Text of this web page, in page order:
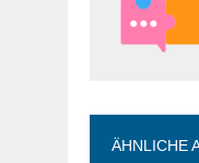
ÄHNLICHE